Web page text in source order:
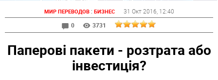
МИР ПЕРЕВОДОВ: БИЗНЕС 31 Окт 2016 , 12:40
0
3731
Паперові пакети - розтрата або
інвестиція?